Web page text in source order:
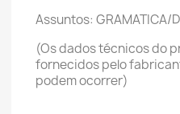
Assuntos: GRAMATICA/
(Os dados técnicos do
fornecidos pelo
podem ocorrer)